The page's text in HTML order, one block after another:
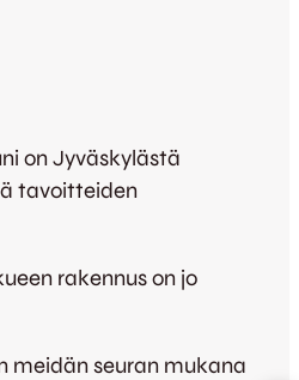
on Jyväskylästä
tavoitteiden
rakennus on jo
meidän seuran mukana